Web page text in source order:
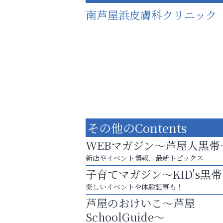
南芦屋浜皮膚科クリニック
お子さまにも大人にも、優しく寄り添う
OTTO南芦屋浜皮膚科クリニック、開院！
杉塾 芦屋校
その他のContents
WEBマガジン～芦屋人黒帯
新店やイベント情報、最新トピックス
子育てマガジン～KID's黒
楽しいイベントや体験記事も！
芦屋のおけいこ～芦屋
SchoolGuide～